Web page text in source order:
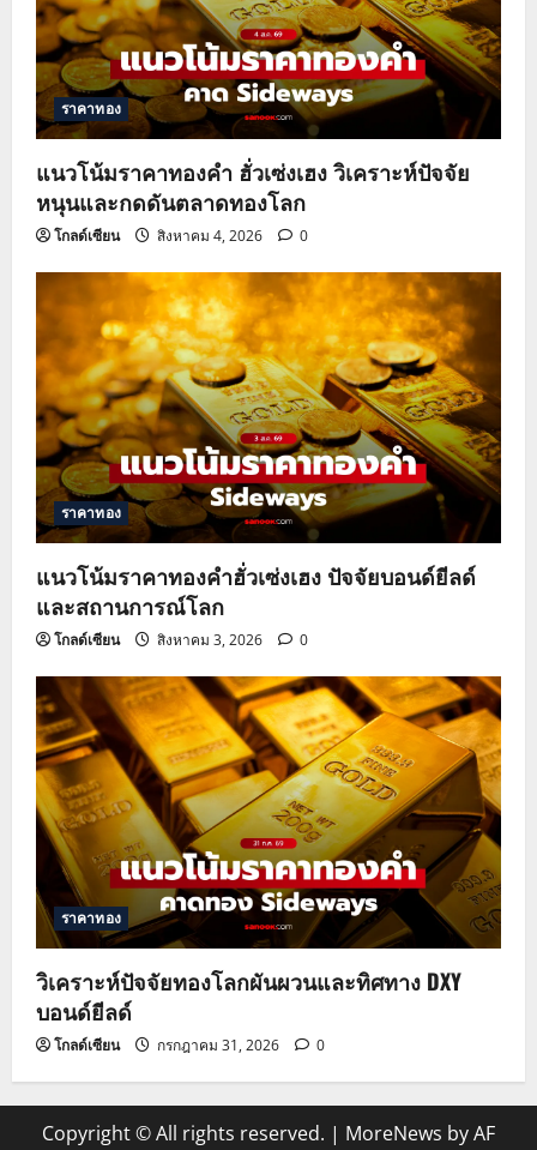
ราคาทอง
แนวโน้มราคาทองคำ ฮั่วเซ่งเฮง วิเคราะห์ปัจจัย
หนุนและกดดันตลาดทองโลก
โกลด์เซียน สิงหาคม 4, 2026 0
ราคาทอง
แนวโน้มราคาทองคำฮั่วเซ่งเฮง ปัจจัยบอนด์ยีลด์
และสถานการณ์โลก
โกลด์เซียน สิงหาคม 3, 2026 0
ราคาทอง
วิเคราะห์ปัจจัยทองโลกผันผวนและทิศทาง DXY
บอนด์ยีลด์
โกลด์เซียน กรกฎาคม 31, 2026 0
Copyright © All rights reserved. | MoreNews by AF